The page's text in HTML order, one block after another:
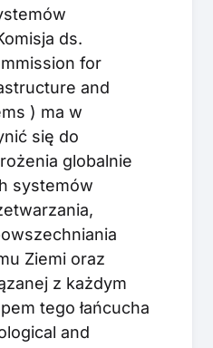
ds.
for
and
) ma w
się do
globalnie
systemów
Ziemi oraz
z każdym
tego łańcucha
and